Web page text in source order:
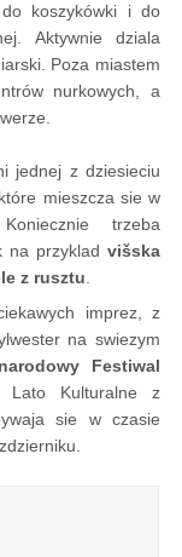
koszykówki i do
Aktywnie dziala
Poza miastem
nurkowych, a
jednej z dziesieciu
mieszcza sie w
trzeba
na przyklad višska
z rusztu
imprez, z
na swiezym
Festiwal
Kulturalne z
sie w czasie